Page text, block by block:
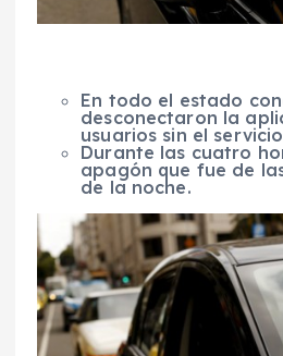
En todo el estado
desconectaron la
usuarios sin el
Durante las cuatro
apagón que fue de
de la noche.